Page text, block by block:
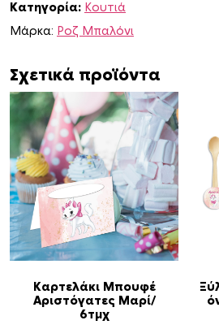
τ
ε
Μ
α
ρ
ί
ύ
π
ο
υ
L
u
Κατηγορία: Κουτιά
Μάρκα: Ροζ Μπαλόνι
Σχετικά προϊόντα
Καρτελάκι Μπουφέ
Αριστόγατες Μαρί/
6τμχ